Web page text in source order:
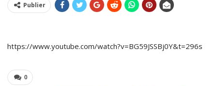
Publier
https://www.youtube.com/watch?v=BG59JSSBj0Y&t=296s
0